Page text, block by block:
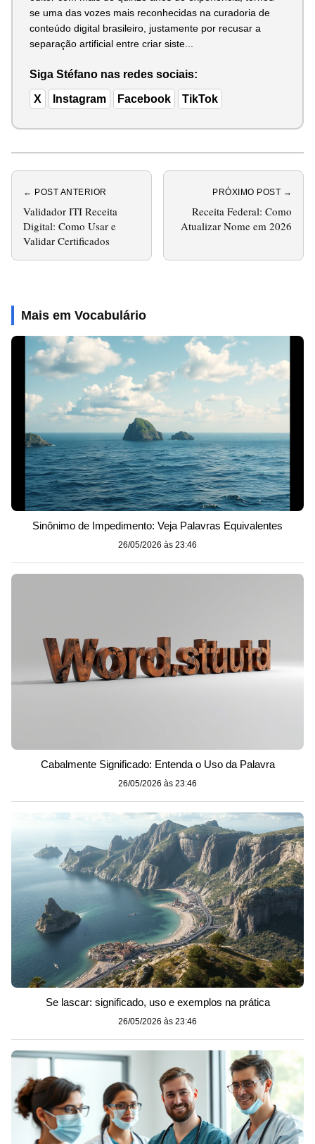
se uma das vozes mais reconhecidas na curadoria de
conteúdo digital brasileiro, justamente por recusar a
separação artificial entre criar siste...
Siga Stéfano nas redes sociais:
X Instagram Facebook TikTok
← POST ANTERIOR
Validador ITI Receita
Digital: Como Usar e
Validar Certificados
PRÓXIMO POST →
Receita Federal: Como
Atualizar Nome em 2026
Mais em Vocabulário
Sinônimo de Impedimento: Veja Palavras Equivalentes
26/05/2026 às 23:46
Cabalmente Significado: Entenda o Uso da Palavra
26/05/2026 às 23:46
Se lascar: significado, uso e exemplos na prática
26/05/2026 às 23:46